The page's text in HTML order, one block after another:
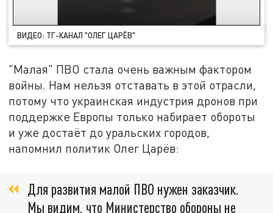
ВИДЕО: ТГ-КАНАЛ "ОЛЕГ ЦАРЁВ"
"Малая" ПВО стала очень важным фактором
войны. Нам нельзя отставать в этой отрасли,
потому что украинская индустрия дронов при
поддержке Европы только набирает обороты
и уже достаёт до уральских городов,
напомнил политик Олег Царёв:
Для развития малой ПВО нужен заказчик.
Мы видим, что Министерство обороны не